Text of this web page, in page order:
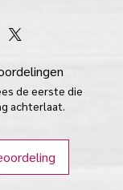
de eerste die
achterlaat.